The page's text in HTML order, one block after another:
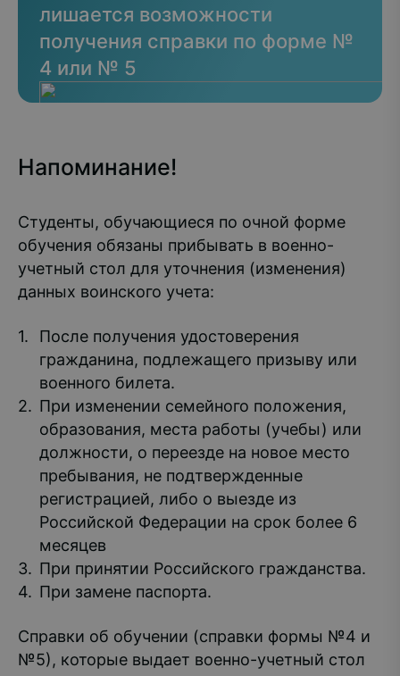
лишается возможности
получения справки по форме №
4 или № 5
Напоминание!
Студенты, обучающиеся по очной форме
обучения обязаны прибывать в военно-
учетный стол для уточнения (изменения)
данных воинского учета:
После получения удостоверения
гражданина, подлежащего призыву или
военного билета.
При изменении семейного положения,
образования, места работы (учебы) или
должности, о переезде на новое место
пребывания, не подтвержденные
регистрацией, либо о выезде из
Российской Федерации на срок более 6
месяцев
При принятии Российского гражданства.
При замене паспорта.
Справки об обучении (справки формы №4 и
№5), которые выдает военно-учетный стол